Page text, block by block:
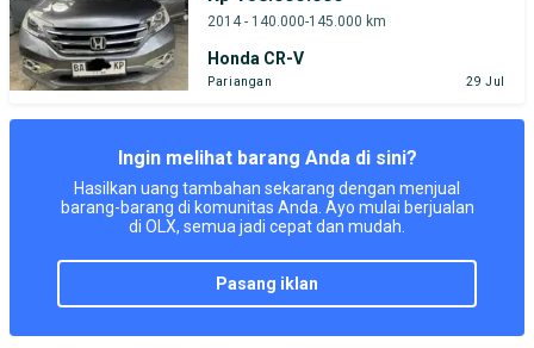
2014 - 140.000-145.000 km
Honda CR-V
Pariangan 29 Jul
Ingin melihat barang Anda di sini?
Hasilkan uang tambahan sekarang dengan menjual
barang-barang di komunitas Anda. Ayo mulai berjualan
di OLX, semua jadi cepat dan mudah.
pasang iklan